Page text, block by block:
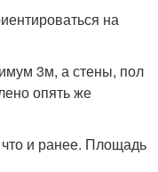
на
3м, а стены, пол
опять же
и ранее. Площадь